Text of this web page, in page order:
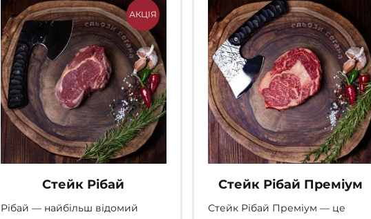
АКЦІЯ
Стейк Рібай
Рібай — найбільш відомий
Стейк Рібай Преміум
Стейк Рібай Преміум — це